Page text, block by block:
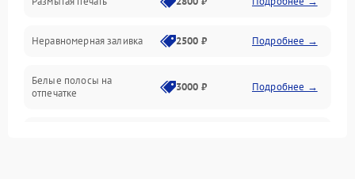
Подключение и интерфейсы
Дисплей и органы управления
Изображение
Неравномерная заливка 2500 ₽ Подробнее →
Белые полосы на
отпечатке
3000 ₽ Подробнее →